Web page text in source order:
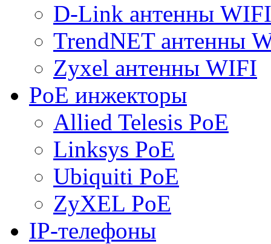
D-Link антенны WIFI
TrendNET антенны
Zyxel антенны WIFI
PoE инжекторы
Allied Telesis PoE
Linksys PoE
Ubiquiti PoE
ZyXEL PoE
IP-телефоны